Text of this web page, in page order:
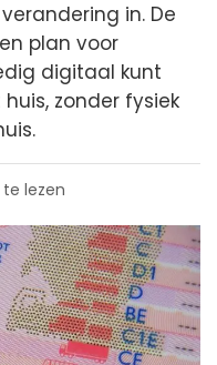
in. De
plan voor
digitaal kunt
zonder fysiek
lezen